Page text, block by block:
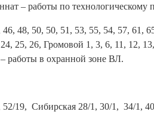
– работы по технологическому
48, 50, 50, 51, 53, 55, 54, 57, 61,
25, 26, Громовой 1, 3, 6, 11, 12,
работы в охранной зоне ВЛ.
19, Сибирская 28/1, 30/1, 34/1,